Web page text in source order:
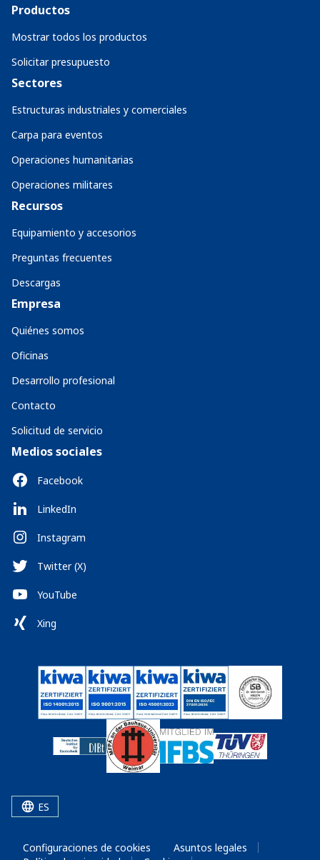
Productos
Mostrar todos los productos
Solicitar presupuesto
Sectores
Estructuras industriales y comerciales
Carpa para eventos
Operaciones humanitarias
Operaciones militares
Recursos
Equipamiento y accesorios
Preguntas frecuentes
Descargas
Empresa
Quiénes somos
Oficinas
Desarrollo profesional
Contacto
Solicitud de servicio
Medios sociales
Facebook
LinkedIn
Instagram
Twitter (X)
YouTube
Xing
ES
Configuraciones de cookies
Asuntos legales